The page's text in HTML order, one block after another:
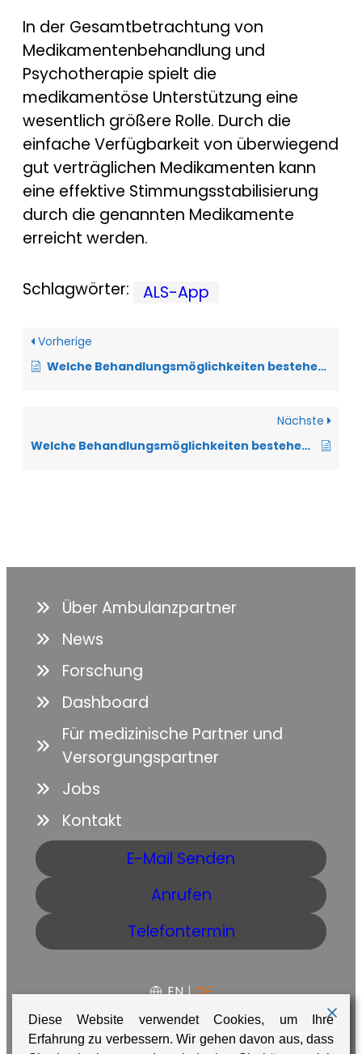
In der Gesamtbetrachtung von
Medikamentenbehandlung und
Psychotherapie spielt die
medikamentöse Unterstützung eine
wesentlich größere Rolle. Durch die
einfache Verfügbarkeit von überwiegend
gut verträglichen Medikamenten kann
eine effektive Stimmungsstabilisierung
durch die genannten Medikamente
erreicht werden.
Schlagwörter: ALS-App
Vorherige
Welche Behandlungsmöglichkeiten bestehen bei einer ALS mit Sprechstörung?
Nächste
Welche Behandlungsmöglichkeiten bestehen bei einer Schlafstörung?
Über Ambulanzpartner
News
Forschung
Dashboard
Für medizinische Partner und
Versorgungspartner
Jobs
Kontakt
E-Mail Senden
Anrufen
Telefontermin
EN | DE
Diese Website verwendet Cookies, um Ihre
Erfahrung zu verbessern. Wir gehen davon aus, dass